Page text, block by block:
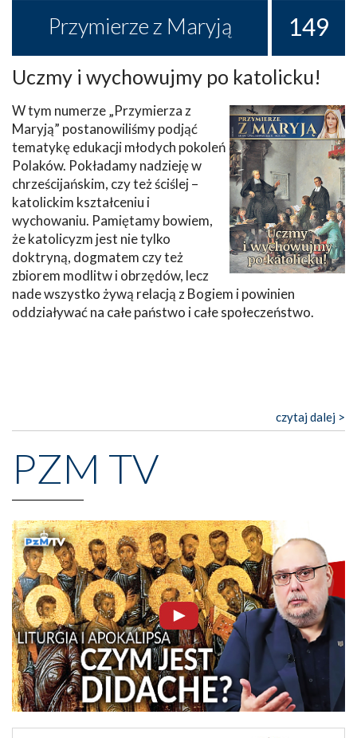
Przymierze z Maryją 149
Uczmy i wychowujmy po katolicku!
W tym numerze „Przymierza z
Maryją” postanowiliśmy podjąć
tematykę edukacji młodych pokoleń
Polaków. Pokładamy nadzieję w
chrześcijańskim, czy też ściślej –
katolickim kształceniu i
wychowaniu. Pamiętamy bowiem,
że katolicyzm jest nie tylko
doktryną, dogmatem czy też
zbiorem modlitw i obrzędów, lecz
nade wszystko żywą relacją z Bogiem i powinien
oddziaływać na całe państwo i całe społeczeństwo.
czytaj dalej >
PZM TV